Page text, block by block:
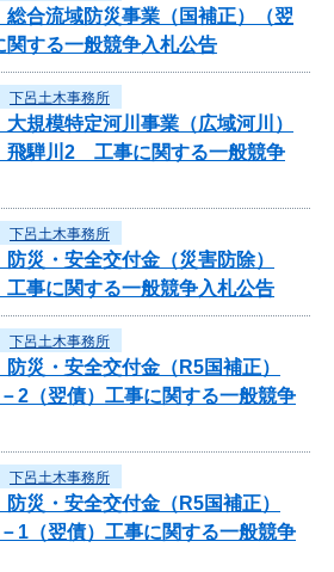
合流域防災事業（国補正）（翌
する一般競争入札公告
下呂土木事務所
規模特定河川事業（広域河川）
飛騨川2 工事に関する一般競争
下呂土木事務所
災・安全交付金（災害防除）
工事に関する一般競争入札公告
下呂土木事務所
災・安全交付金（R5国補正）
2（翌債）工事に関する一般競争
下呂土木事務所
災・安全交付金（R5国補正）
1（翌債）工事に関する一般競争